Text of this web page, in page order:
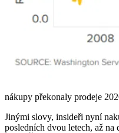
nákupy překonaly prodeje
Jinými slovy, insideři nyní
posledních dvou letech, až